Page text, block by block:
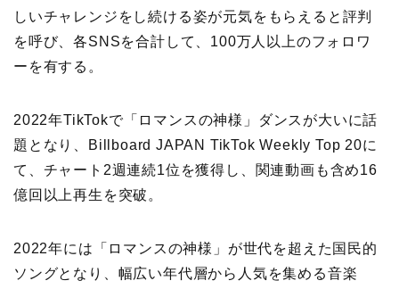
しいチャレンジをし続ける姿が元気をもらえると評判
を呼び、各SNSを合計して、100万人以上のフォロワ
ーを有する。
2022年TikTokで「ロマンスの神様」ダンスが大いに話
題となり、Billboard JAPAN TikTok Weekly Top 20に
て、チャート2週連続1位を獲得し、関連動画も含め16
億回以上再生を突破。
2022年には「ロマンスの神様」が世代を超えた国民的
ソングとなり、幅広い年代層から人気を集める音楽